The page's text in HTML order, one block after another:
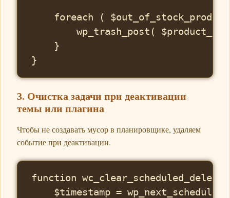
foreach (
wp_trash_post( $product_id
    }
3. Очистка задачи при деактивации
темы или плагина
Чтобы не создавать мусор в планировщике, удаляем
событие при деактивации.
function
$timestamp =